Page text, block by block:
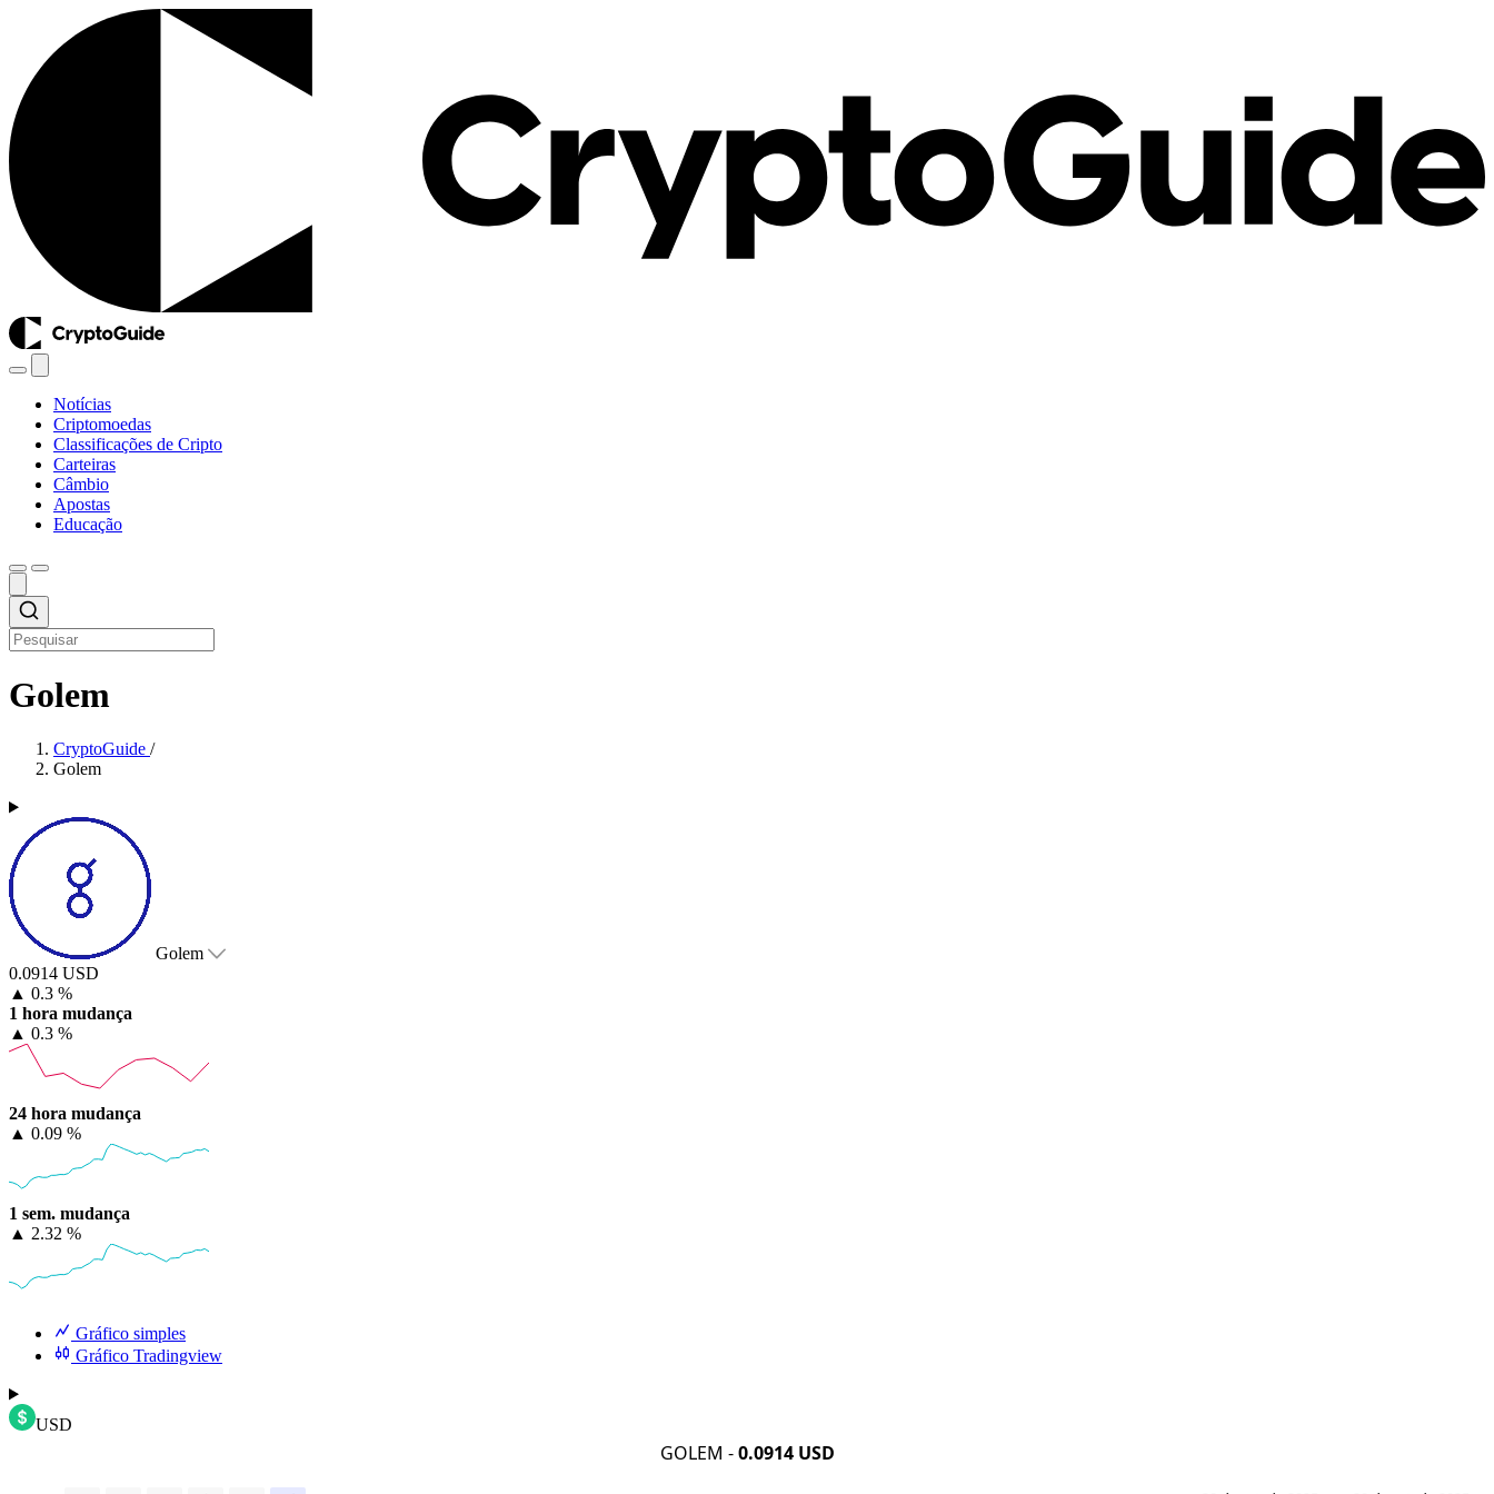
Notícias
Criptomoedas
Classificações de Cripto
Carteiras
Câmbio
Apostas
Educação
Golem
CryptoGuide /
Golem
Golem
0.0914 USD
▲ 0.3 %
1 hora mudança
▲ 0.3 %
24 hora mudança
▲ 0.09 %
1 sem. mudança
▲ 2.32 %
Gráfico simples
Gráfico Tradingview
USD
GOLEM -0.0914 USD